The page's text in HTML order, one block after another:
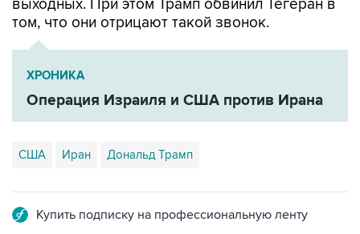
ХРОНИКА
Операция Израиля и США против Ирана
США Иран Дональд Трамп
Подписаться на рассылку главных новостей сайта